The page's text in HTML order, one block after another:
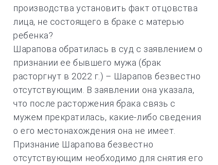
производства установить факт отцовства
лица, не состоящего в браке с матерью
ребенка?
Шарапова обратилась в суд с заявлением о
признании ее бывшего мужа (брак
расторгнут в 2022 г.) – Шарапов безвестно
отсутствующим. В заявлении она указала,
что после расторжения брака связь с
мужем прекратилась, какие-либо сведения
о его местонахождения она не имеет.
Признание Шарапова безвестно
отсутствующим необходимо для снятия его